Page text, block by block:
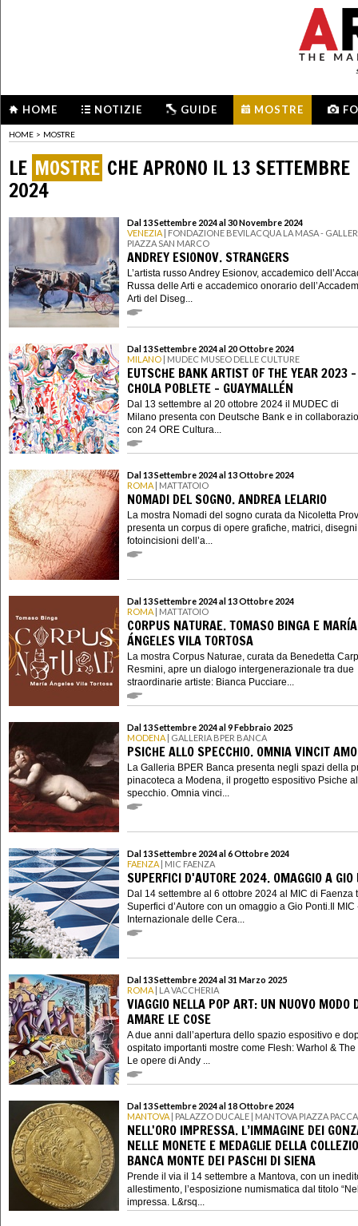
HOME NOTIZIE GUIDE MOSTRE
HOME > MOSTRE
LE MOSTRE CHE APRONO IL 13 SETTEMBRE
2024
Dal 13 Settembre 2024 al 30 Novembre 2024
VENEZIA | FONDAZIONE BEVILACQUA LA MASA -
PIAZZA SAN MARCO
ANDREY ESIONOV. STRANGERS
L’artista russo Andrey Esionov, accademico
Russa delle Arti e accademico onorario
Arti del Diseg...
Dal 13 Settembre 2024 al 20 Ottobre 2024
MILANO | MUDEC MUSEO DELLE CULTURE
EUTSCHE BANK ARTIST OF THE YEAR 2023
CHOLA POBLETE – GUAYMALLÉN
Dal 13 settembre al 20 ottobre 2024 il MUDEC di
Milano presenta con Deutsche Bank e in
con 24 ORE Cultura...
Dal 13 Settembre 2024 al 13 Ottobre 2024
ROMA | MATTATOIO
NOMADI DEL SOGNO. ANDREA LELARIO
La mostra Nomadi del sogno curata da Nicoletta
presenta un corpus di opere grafiche, matrici,
fotoincisioni dell’a...
Dal 13 Settembre 2024 al 13 Ottobre 2024
ROMA | MATTATOIO
CORPUS NATURAE. TOMASO BINGA E MARÍA
ÁNGELES VILA TORTOSA
La mostra Corpus Naturae, curata da Benedetta
Resmini, apre un dialogo intergenerazionale tra due
straordinarie artiste: Bianca Pucciare...
Dal 13 Settembre 2024 al 9 Febbraio 2025
MODENA | GALLERIA BPER BANCA
PSICHE ALLO SPECCHIO. OMNIA VINCIT
La Galleria BPER Banca presenta negli spazi della
pinacoteca a Modena, il progetto espositivo Psiche
specchio. Omnia vinci...
Dal 13 Settembre 2024 al 6 Ottobre 2024
FAENZA | MIC FAENZA
SUPERFICI D'AUTORE 2024. OMAGGIO A GIO
Dal 14 settembre al 6 ottobre 2024 al MIC di Faenza
Superfici d’Autore con un omaggio a Gio Ponti.Il MIC
Internazionale delle Cera...
Dal 13 Settembre 2024 al 31 Marzo 2025
ROMA | LA VACCHERIA
VIAGGIO NELLA POP ART: UN NUOVO MODO
AMARE LE COSE
A due anni dall’apertura dello spazio espositivo e
ospitato importanti mostre come Flesh: Warhol & The
Le opere di Andy ...
Dal 13 Settembre 2024 al 18 Ottobre 2024
MANTOVA | PALAZZO DUCALE | MANTOVA PIAZZA
NELL'ORO IMPRESSA. L’IMMAGINE DEI
NELLE MONETE E MEDAGLIE DELLA
BANCA MONTE DEI PASCHI DI SIENA
Prende il via il 14 settembre a Mantova, con un
allestimento, l’esposizione numismatica dal titolo
impressa. L&rsq...